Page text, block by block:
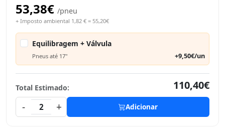
53,38€ /pneu
+ Imposto ambiental 1,82 € = 55,20€
Equilibragem + Válvula
Pneus até 17" +9,50€/un
Total Estimado:
110,40€
-
2 + Adicionar